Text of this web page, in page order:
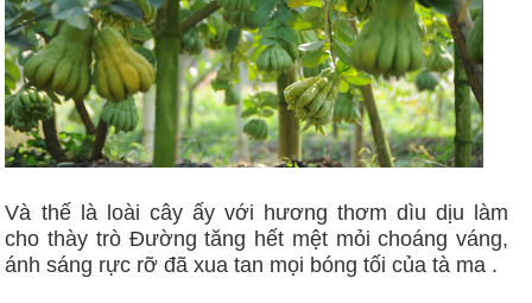
Và thế là loài cây ấy với hương thơm dìu dịu làm
cho thày trò Đường tăng hết mệt mỏi choáng váng,
ánh sáng rực rỡ đã xua tan mọi bóng tối của tà ma .